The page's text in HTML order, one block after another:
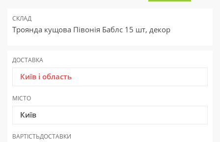
СКЛАД
Троянда кущова Півонія Баблс 15 шт, декор
ДОСТАВКА
Київ і область
МІСТО
Київ
ВАРТІСТЬДОСТАВКИ